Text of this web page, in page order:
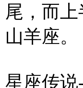
尾，而
山羊座。
星座传